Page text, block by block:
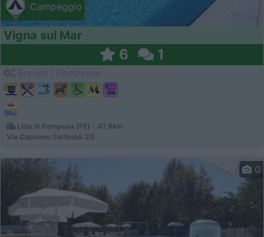
Campeggio
Vigna sul Mar
6 1
Lido di Pomposa (FE) - 47.8km
Via Capanno Garibaldi 20
0